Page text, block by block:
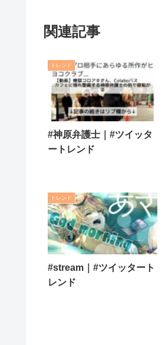
関連記事
トレンド
#神原弁護士｜#ツイッタ
ートレンド
トレンド
#stream｜#ツイッタート
レンド